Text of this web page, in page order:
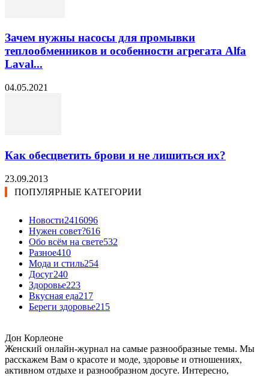
Зачем нужны насосы для промывки
теплообменников и особенности агрегата Alfa
Laval...
04.05.2021
Как обесцветить брови и не лишиться их?
23.09.2013
ПОПУЛЯРНЫЕ КАТЕГОРИИ
Новости2416096
Нужен совет?616
Обо всём на свете532
Разное410
Мода и стиль254
Досуг240
Здоровье223
Вкусная еда217
Береги здоровье215
Дон Корлеоне
Женский онлайн-журнал на самые разнообразные темы. Мы
расскажем Вам о красоте и моде, здоровье и отношениях,
активном отдыхе и разнообразном досуге. Интересно,